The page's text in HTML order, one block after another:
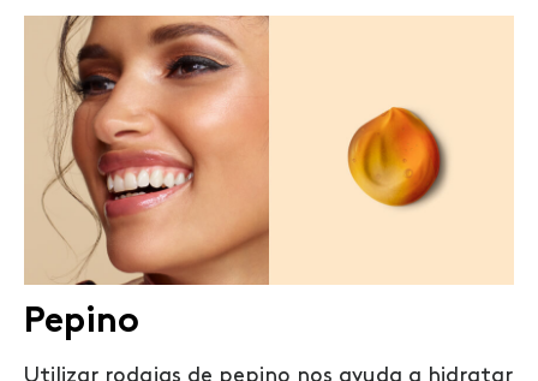
Pepino
Utilizar rodajas de pepino nos ayuda a hidratar